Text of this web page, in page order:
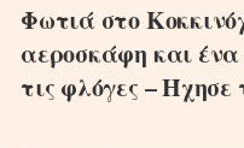
Φωτιά στο
αεροσκάφη και
τις φλόγες – Ήχησε